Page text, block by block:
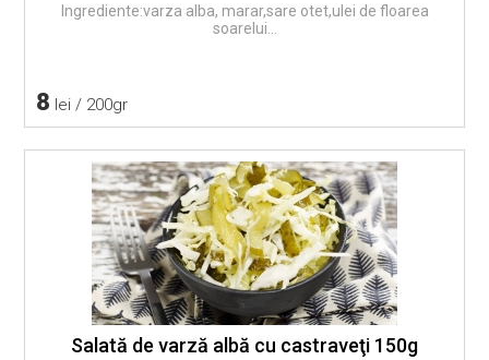
Ingrediente:varza alba, marar,sare otet,ulei de floarea
soarelui...
8 lei / 200gr
Salată de varză albă cu castraveţi 150g